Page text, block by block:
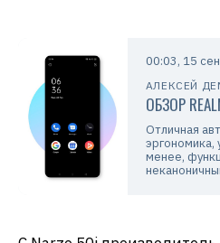
00:03, 15
АЛЕКСЕЙ
ОБЗОР
Отличная
эргономика,
менее,